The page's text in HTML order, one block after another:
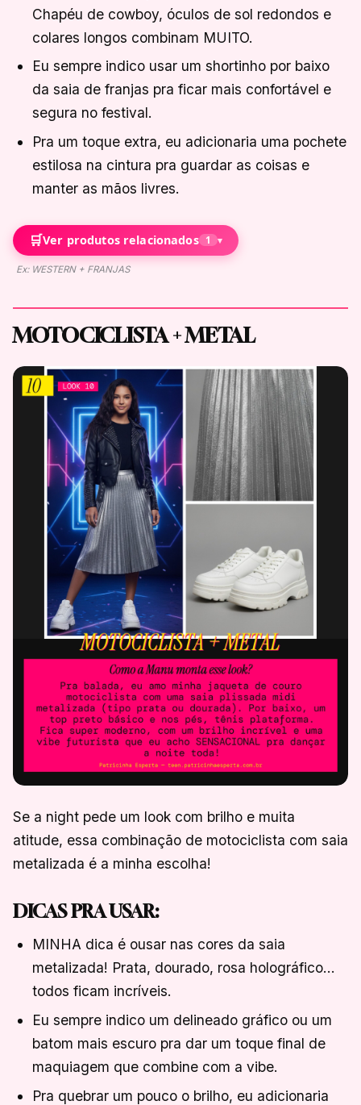
Chapéu de cowboy, óculos de sol redondos e
colares longos combinam MUITO.
Eu sempre indico usar um shortinho por baixo
da saia de franjas pra ficar mais confortável e
segura no festival.
Pra um toque extra, eu adicionaria uma pochete
estilosa na cintura pra guardar as coisas e
manter as mãos livres.
🛒Ver produtos relacionados 1 ▾
Ex: WESTERN + FRANJAS
MOTOCICLISTA + METAL
Se a night pede um look com brilho e muita
atitude, essa combinação de motociclista com saia
metalizada é a minha escolha!
DICAS PRA USAR:
MINHA dica é ousar nas cores da saia
metalizada! Prata, dourado, rosa holográfico…
todos ficam incríveis.
Eu sempre indico um delineado gráfico ou um
batom mais escuro pra dar um toque final de
maquiagem que combine com a vibe.
Pra quebrar um pouco o brilho, eu adicionaria